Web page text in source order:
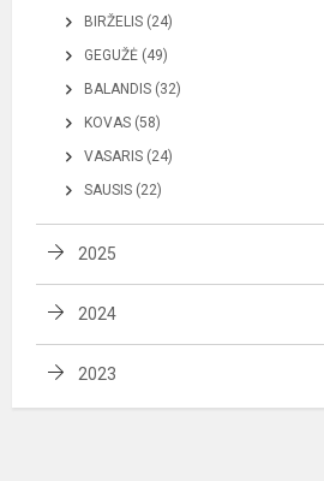
BIRŽELIS (24)
GEGUŽĖ (49)
BALANDIS (32)
KOVAS (58)
VASARIS (24)
SAUSIS (22)
2025
2024
2023